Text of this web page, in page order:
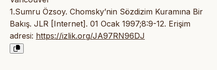
1.Sumru Özsoy. Chomsky’nin Sözdizim Kuramına Bir
Bakış. JLR [Internet]. 01 Ocak 1997;8:9-12. Erişim
adresi: https://izlik.org/JA97RN96DJ